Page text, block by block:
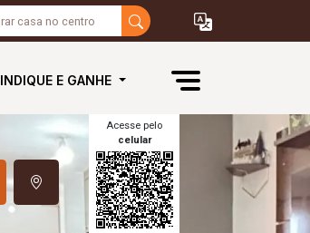
INDIQUE E GANHE
Acesse pelo
celular